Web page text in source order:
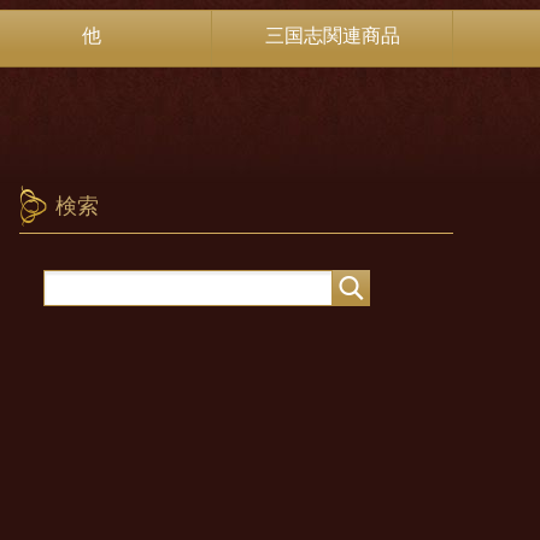
他 三国志関連商品
検索